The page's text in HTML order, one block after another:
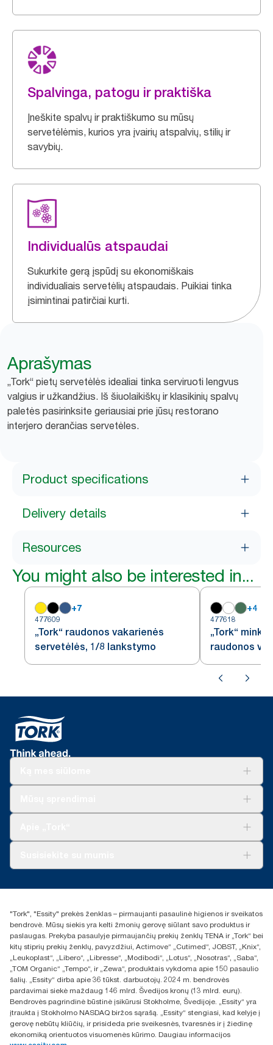
Spalvinga, patogu ir praktiška
Įneškite spalvų ir praktiškumo su mūsų
servetėlėmis, kurios yra įvairių atspalvių, stilių ir
savybių.
Individualūs atspaudai
Sukurkite gerą įspūdį su ekonomiškais
individualiais servetėlių atspaudais. Puikiai tinka
įsimintinai patirčiai kurti.
Aprašymas
„Tork“ pietų servetėlės idealiai tinka serviruoti lengvus
valgius ir užkandžius. Iš šiuolaikiškų ir klasikinių spalvų
paletės pasirinksite geriausiai prie jūsų restorano
interjero derančias servetėles.
Product specifications
Delivery details
Resources
You might also be interested in...
+7
477609
„Tork“ raudonos vakarienės
servetėlės, 1/8 lankstymo
+4
477618
„Tork“
raudonos
1/8
+370 5 268 3455
UAB Essity Lithuania
Naugarduko g. 98
LT-03160 Vilnius, Lietuva
"Tork", "Essity" prekės ženklas – pirmaujanti pasaulinė higienos ir sveikatos
bendrovė. Mūsų siekis yra kelti žmonių gerovę siūlant savo produktus ir
paslaugas. Prekyba pasaulyje pirmaujančių prekių ženklų TENA ir „Tork“ bei
kitų stiprių prekių ženklų, pavyzdžiui, Actimove“ „Cutimed“, JOBST, „Knix“,
„Leukoplast“, „Libero“, „Libresse“, „Modibodi“, „Lotus“, „Nosotras“, „Saba“,
„TOM Organic“ „Tempo“, ir „Zewa“, produktais vykdoma apie 150 pasaulio
šalių. „Essity“ dirba apie 36 tūkst. darbuotojų. 2024 m. bendrovės
pardavimai siekė maždaug 146 mlrd. Švedijos kronų (13 mlrd. eurų).
Bendrovės pagrindinė būstinė įsikūrusi Stokholme, Švedijoje. „Essity“ yra
įtraukta į Stokholmo NASDAQ biržos sąrašą. „Essity“ stengiasi, kad kelyje į
gerovę nebūtų kliūčių, ir prisideda prie sveikesnės, tvaresnės ir į žiedinę
ekonomiką orientuotos visuomenės kūrimo. Daugiau informacijos